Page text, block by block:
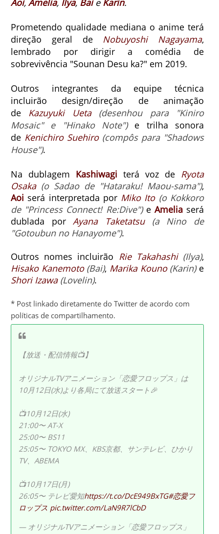
Aoi, Amelia, Ilya, Baie Karin.
Prometendo qualidade mediana o anime terá
direção geral de Nobuyoshi Nagayama,
lembrado por dirigir a comédia de
sobrevivência "Sounan Desu ka?" em 2019.
Outros integrantes da equipe técnica
incluirão design/direção de animação
de Kazuyuki Ueta
(desenhou para "Kiniro
Mosaic" e "Hinako Note")e trilha sonora
de Kenichiro Suehiro (compôs para "Shadows
House").
Na dublagem Kashiwagi terá voz de Ryota
Osaka (o Sadao de "Hataraku! Maou-sama"),
Aoi será interpretada porMiko Ito (o Kokkoro
de "Princess Connect! Re:Dive")e Ameliaserá
dublada porAyana Taketatsu
(a Nino de
"Gotoubun no Hanayome").
Outros nomes incluirão Rie Takahashi (Ilya),
Hisako Kanemoto (Bai), Marika Kouno (Karin) e
Shori Izawa (Lovelin).
* Post linkado diretamente do Twitter de acordo com
políticas de compartilhamento.
【放送・配信情報📺】
オリジナルTVアニメーション「恋愛フロップス」は
10月12日(水)より各局にて放送スタート🎉
📺10月12日(水)
21:00〜 AT-X
25:00〜 BS11
25:05〜 TOKYO MX、KBS京都、サンテレビ、ひかり
TV、ABEMA
📺10月17日(月)
26:05〜 テレビ愛知https://t.co/DcE949BxTG#恋愛フ
ロップス pic.twitter.com/LaN9R7lCbD
— オリジナルTVアニメーション「恋愛フロップス」